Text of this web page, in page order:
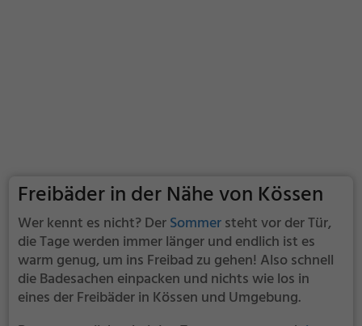
Freibäder in der Nähe von Kössen
Wer kennt es nicht? DerSommersteht vor der Tür,
die Tage werden immer länger und endlich ist es
warm genug, um ins Freibad zu gehen! Also schnell
die Badesachen einpacken und nichts wie los in
eines der Freibäder in Kössen und Umgebung.